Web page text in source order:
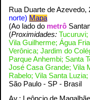
Rua Duarte de Azevedo,
norte) Mapa
(Ao lado do metrô
(Proximidades: Tucuruvi;
Vila Guilherme; Água
Verônica; Jardim do
Parque Anhembi; Santa
José Casa Grande; Vila
Rabelo; Vila Santa
São Paulo - SP - Brasil
Av.: Leôncio de